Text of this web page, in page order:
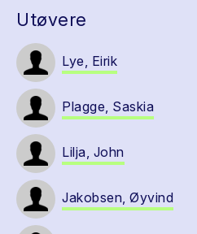
Utøvere
Lye, Eirik
Plagge, Saskia
Lilja, John
Jakobsen, Øyvind